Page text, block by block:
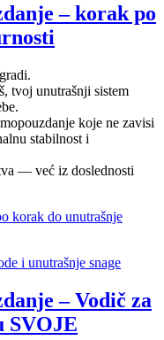
– korak po
tvoj unutrašnji sistem
koje ne zavisi
stabilnost i
— već iz doslednosti
korak do unutrašnje
– Vodič za
SVOJE